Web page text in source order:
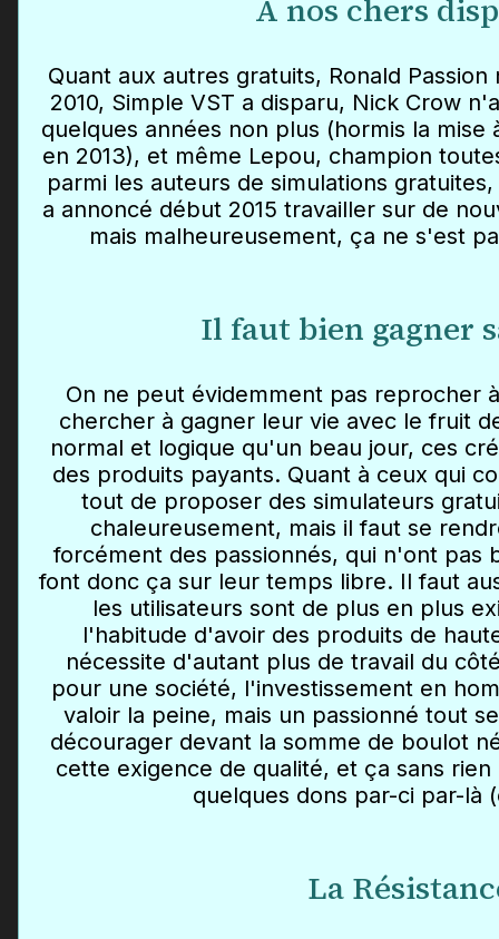
À nos chers
Quant aux autres gratuits, Ronald
2010, Simple VST a disparu, Nick Crow
quelques années non plus (hormis la mise
en 2013), et même Lepou, champion
parmi les auteurs de simulations
a annoncé début 2015 travailler sur de
mais malheureusement, ça ne s'est
Il faut bien gagner
On ne peut évidemment pas reprocher
chercher à gagner leur vie avec le fruit
normal et logique qu'un beau jour, ces
des produits payants. Quant à ceux qui
tout de proposer des simulateurs
chaleureusement, mais il faut se
forcément des passionnés, qui n'ont pas
font donc ça sur leur temps libre. Il faut
les utilisateurs sont de plus en plus
l'habitude d'avoir des produits de
nécessite d'autant plus de travail du
pour une société, l'investissement en
valoir la peine, mais un passionné tout
décourager devant la somme de boulot
cette exigence de qualité, et ça sans
quelques dons par-ci par-là
La